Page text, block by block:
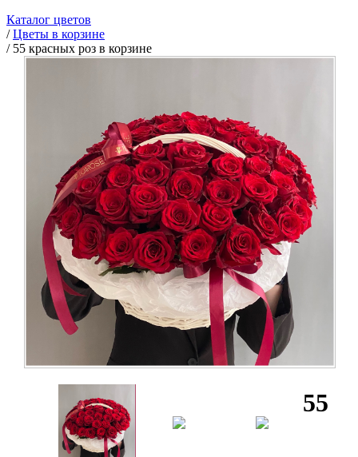
Каталог цветов
/Цветы в корзине
/ 55 красных роз в корзине
55